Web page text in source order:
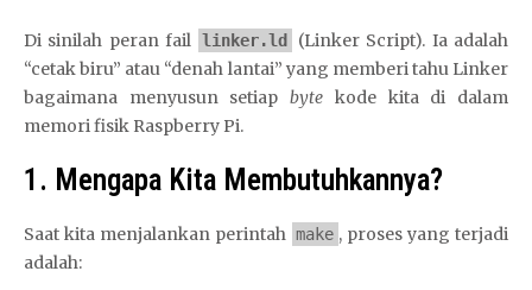
Di sinilah peran fail linker.ld
(Linker Script). Ia adalah
“cetak biru” atau “denah lantai” yang memberi tahu Linker
bagaimana menyusun setiapbyte kode kita di dalam
memori fisik Raspberry Pi.
1. Mengapa Kita Membutuhkannya?
Saat kita menjalankan perintah make , proses yang terjadi
adalah: